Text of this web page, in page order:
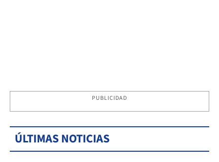
PUBLICIDAD
ÚLTIMAS NOTICIAS